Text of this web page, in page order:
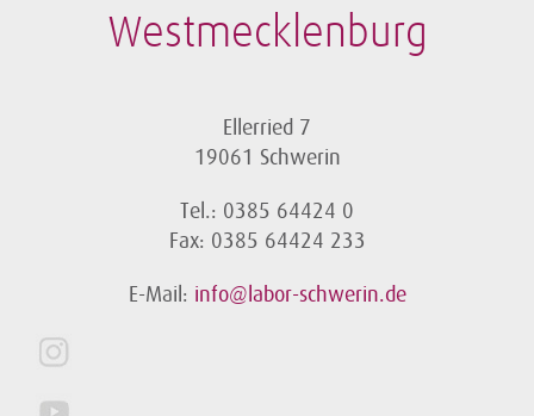
Westmecklenburg
Ellerried 7
19061 Schwerin
Tel.: 0385 64424 0
Fax: 0385 64424 233
E-Mail: info@labor-schwerin.de